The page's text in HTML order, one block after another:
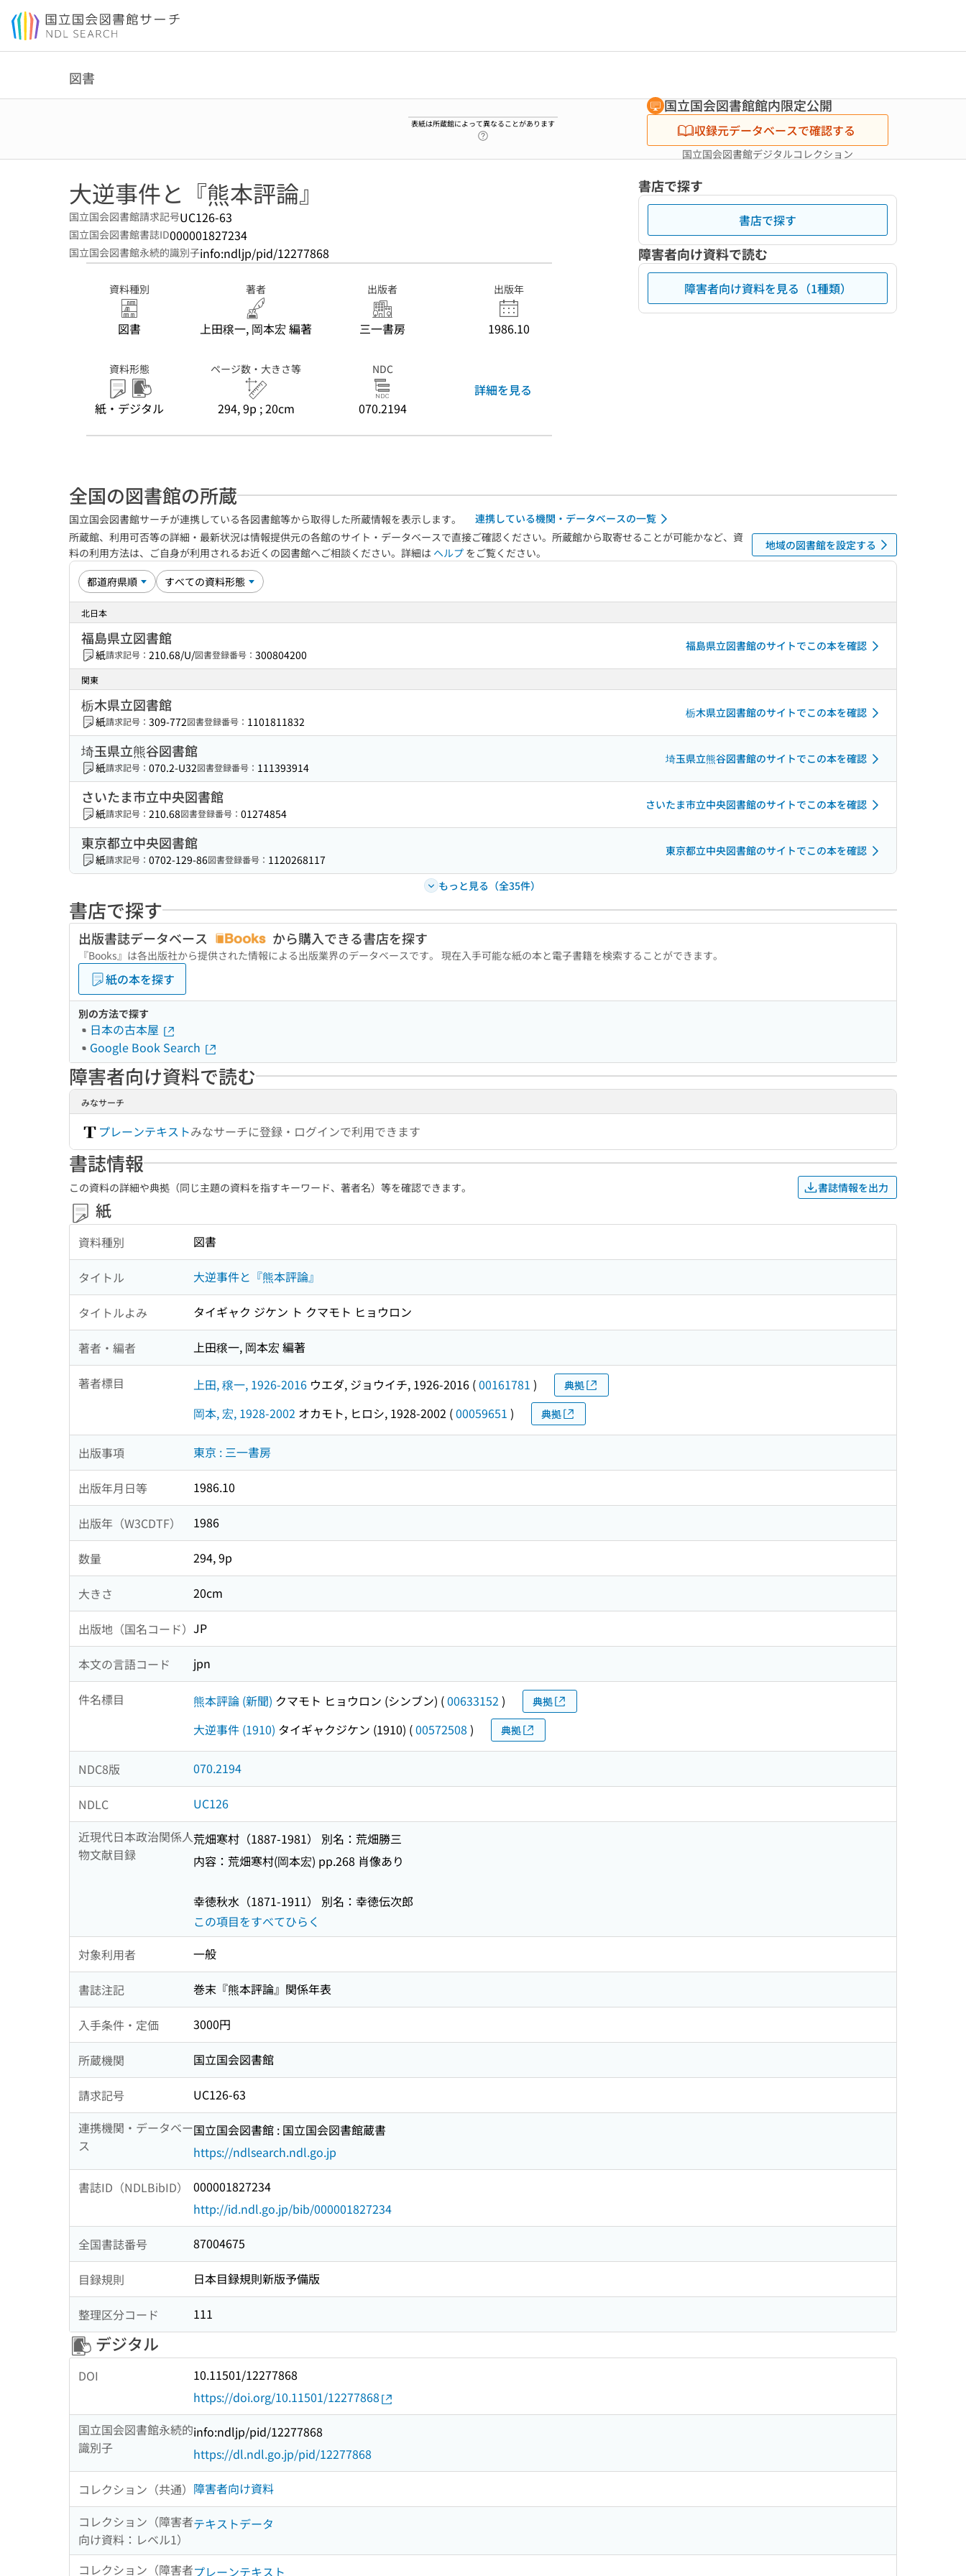
本文へ移動
図書
表紙は所蔵館によって異なることがあります
国立国会図書館館内限定公開
収録元データベースで確認する
国立国会図書館デジタルコレクション
大逆事件と『熊本評論』
国立国会図書館請求記号UC126-63
国立国会図書館書誌ID000001827234
国立国会図書館永続的識別子info:ndljp/pid/12277868
資料種別
図書
著者
上田穣一, 岡本宏 編著
出版者
三一書房
出版年
1986.10
資料形態
紙・デジタル
ページ数・大きさ等
294, 9p ; 20cm
NDC
070.2194
詳細を見る
書店で探す
書店で探す
障害者向け資料で読む
障害者向け資料を見る（1種類）
全国の図書館の所蔵
国立国会図書館サーチが連携している各図書館等から取得した所蔵情報を表示します。
連携している機関・データベースの一覧
所蔵館、利用可否等の詳細・最新状況は情報提供元の各館のサイト・データベースで直接ご確認ください。所蔵館から取寄せることが可能かなど、資
料の利用方法は、ご自身が利用されるお近くの図書館へご相談ください。詳細は ヘルプ をご覧ください。
地域の図書館を設定する
北日本
福島県立図書館
紙請求記号： 210.68/U/図書登録番号： 300804200
福島県立図書館のサイトでこの本を確認
関東
栃木県立図書館
紙請求記号： 309-772図書登録番号： 1101811832
栃木県立図書館のサイトでこの本を確認
埼玉県立熊谷図書館
紙請求記号： 070.2-U32図書登録番号： 111393914
埼玉県立熊谷図書館のサイトでこの本を確認
さいたま市立中央図書館
紙請求記号： 210.68図書登録番号： 01274854
さいたま市立中央図書館のサイトでこの本を確認
東京都立中央図書館
紙請求記号： 0702-129-86図書登録番号： 1120268117
東京都立中央図書館のサイトでこの本を確認
もっと見る（全35件）
書店で探す
出版書誌データベース から購入できる書店を探す
『Books』は各出版社から提供された情報による出版業界のデータベースです。 現在入手可能な紙の本と電子書籍を検索することができます。
紙の本を探す
別の方法で探す
日本の古本屋
Google Book Search
障害者向け資料で読む
みなサーチ
プレーンテキストみなサーチに登録・ログインで利用できます
書誌情報
この資料の詳細や典拠（同じ主題の資料を指すキーワード、著者名）等を確認できます。 書誌情報を出力
紙
資料種別 図書
タイトル 大逆事件と『熊本評論』
タイトルよみ タイギャク ジケン ト クマモト ヒョウロン
著者・編者 上田穣一, 岡本宏 編著
著者標目 上田, 穣一, 1926-2016 ウエダ, ジョウイチ, 1926-2016 (00161781 ) 典拠
岡本, 宏, 1928-2002 オカモト, ヒロシ, 1928-2002 (00059651 ) 典拠
出版事項 東京 : 三一書房
出版年月日等 1986.10
出版年（W3CDTF） 1986
数量 294, 9p
大きさ 20cm
出版地（国名コード） JP
本文の言語コード jpn
件名標目 熊本評論 (新聞) クマモト ヒョウロン (シンブン) (00633152 ) 典拠
大逆事件 (1910) タイギャクジケン (1910) (00572508 ) 典拠
NDC8版 070.2194
NDLC
UC126
近現代日本政治関係人
物文献目録
荒畑寒村（1887-1981） 別名：荒畑勝三
内容：荒畑寒村(岡本宏) pp.268 肖像あり
幸徳秋水（1871-1911） 別名：幸徳伝次郎
この項目をすべてひらく
対象利用者
一般
書誌注記 巻末『熊本評論』関係年表
入手条件・定価 3000円
所蔵機関 国立国会図書館
請求記号
UC126-63
連携機関・データベー
ス
国立国会図書館 : 国立国会図書館蔵書
https://ndlsearch.ndl.go.jp
書誌ID（NDLBibID）
000001827234
http://id.ndl.go.jp/bib/000001827234
全国書誌番号 87004675
目録規則 日本目録規則新版予備版
整理区分コード 111
デジタル
DOI
10.11501/12277868
https://doi.org/10.11501/12277868
国立国会図書館永続的
識別子
info:ndljp/pid/12277868
https://dl.ndl.go.jp/pid/12277868
コレクション（共通） 障害者向け資料
コレクション（障害者
向け資料：レベル1）
テキストデータ
コレクション（障害者プレーンテキスト